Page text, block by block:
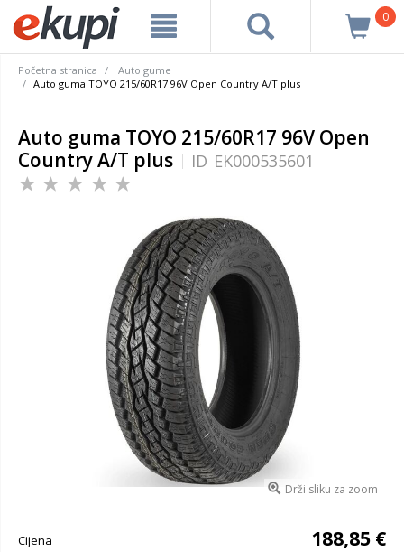
0
Početna stranica
Auto gume
Auto guma TOYO 215/60R17 96V Open Country A/T plus
Auto guma TOYO 215/60R17 96V Open
Country A/T plus
ID EK000535601
Drži sliku za zoom
Cijena 188,85 €